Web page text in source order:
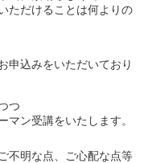
ただけることは何よりの
申込みをいただいており
つ
マン受講をいたします。
不明な点、ご心配な点等